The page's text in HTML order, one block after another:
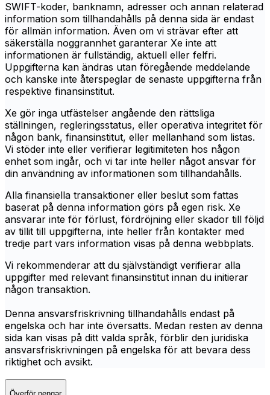
SWIFT-koder, banknamn, adresser och annan relaterad
information som tillhandahålls på denna sida är endast
för allmän information. Även om vi strävar efter att
säkerställa noggrannhet garanterar Xe inte att
informationen är fullständig, aktuell eller felfri.
Uppgifterna kan ändras utan föregående meddelande
och kanske inte återspeglar de senaste uppgifterna från
respektive finansinstitut.
Xe gör inga utfästelser angående den rättsliga
ställningen, regleringsstatus, eller operativa integritet för
någon bank, finansinstitut, eller mellanhand som listas.
Vi stöder inte eller verifierar legitimiteten hos någon
enhet som ingår, och vi tar inte heller något ansvar för
din användning av informationen som tillhandahålls.
Alla finansiella transaktioner eller beslut som fattas
baserat på denna information görs på egen risk. Xe
ansvarar inte för förlust, fördröjning eller skador till följd
av tillit till uppgifterna, inte heller från kontakter med
tredje part vars information visas på denna webbplats.
Vi rekommenderar att du självständigt verifierar alla
uppgifter med relevant finansinstitut innan du initierar
någon transaktion.
Denna ansvarsfriskrivning tillhandahålls endast på
engelska och har inte översatts. Medan resten av denna
sida kan visas på ditt valda språk, förblir den juridiska
ansvarsfriskrivningen på engelska för att bevara dess
riktighet och avsikt.